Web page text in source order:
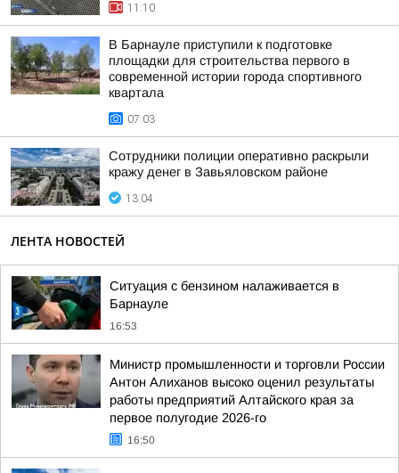
11:10
В Барнауле приступили к подготовке
площадки для строительства первого в
современной истории города спортивного
квартала
07:03
Сотрудники полиции оперативно раскрыли
кражу денег в Завьяловском районе
13:04
ЛЕНТА НОВОСТЕЙ
Ситуация с бензином налаживается в
Барнауле
16:53
Министр промышленности и торговли России
Антон Алиханов высоко оценил результаты
работы предприятий Алтайского края за
первое полугодие 2026-го
16:50